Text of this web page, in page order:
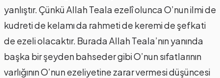
yanlıştır. Çünkü Allah Teala ezelî olunca O’nun ilmi de
kudreti de kelamı da rahmeti de keremi de şefkati
de ezeli olacaktır. Burada Allah Teala’nın yanında
başka bir şeyden bahseder gibi O’nun sıfatlarının
varlığının O’nun ezeliyetine zarar vermesi düşüncesi